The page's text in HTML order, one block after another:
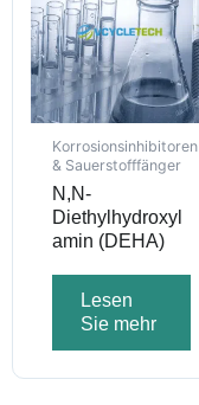
Korrosionsinhibitoren
& Sauerstofffänger
N,N-
Diethylhydroxyl
amin (DEHA)
Lesen
Sie mehr